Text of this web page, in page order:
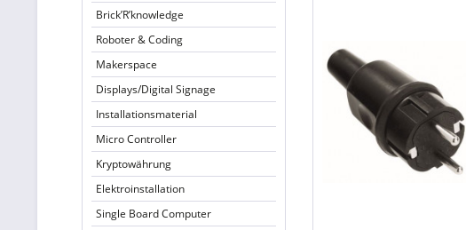
Brick’R’knowledge
Roboter & Coding
Makerspace
Displays/Digital Signage
Installationsmaterial
Micro Controller
Kryptowährung
Elektroinstallation
Single Board Computer